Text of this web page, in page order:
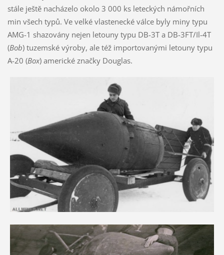
Bob) tuzemské výroby, ale též importovanými letouny typu
A-20 (Box) americké značky Douglas.